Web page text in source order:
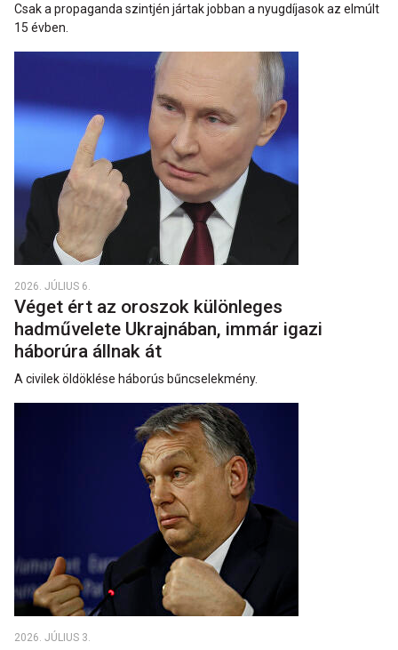
Csak a propaganda szintjén jártak jobban a nyugdíjasok az elmúlt
15 évben.
2026. JÚLIUS 6.
Véget ért az oroszok különleges
hadművelete Ukrajnában, immár igazi
háborúra állnak át
A civilek öldöklése háborús bűncselekmény.
2026. JÚLIUS 3.